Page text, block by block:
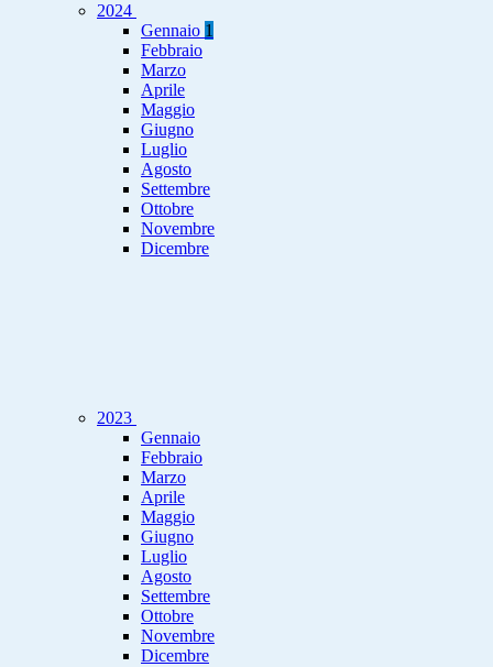
2024
Gennaio 1
Febbraio
Marzo
Aprile
Maggio
Giugno
Luglio
Agosto
Settembre
Ottobre
Novembre
Dicembre
2023
Gennaio
Febbraio
Marzo
Aprile
Maggio
Giugno
Luglio
Agosto
Settembre
Ottobre
Novembre
Dicembre